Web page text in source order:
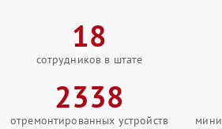
18
сотрудников в штате
2338
отремонтированных устройств